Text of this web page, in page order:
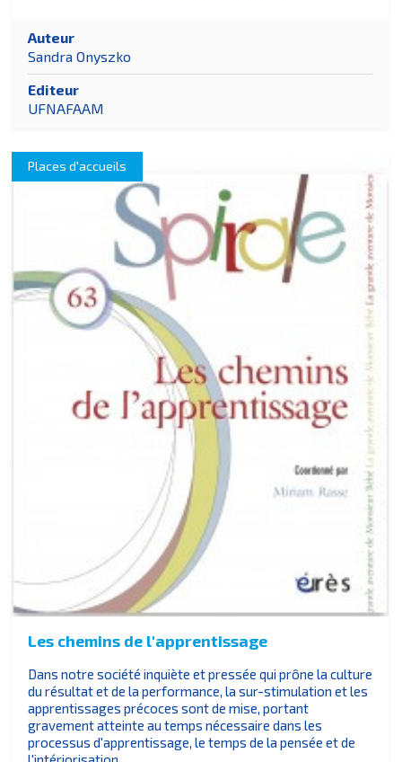
Auteur
Sandra Onyszko
Editeur
UFNAFAAM
Places d'accueils
Les chemins de l'apprentissage
Dans notre société inquiète et pressée qui prône la culture
du résultat et de la performance, la sur-stimulation et les
apprentissages précoces sont de mise, portant
gravement atteinte au temps nécessaire dans les
processus d'apprentissage, le temps de la pensée et de